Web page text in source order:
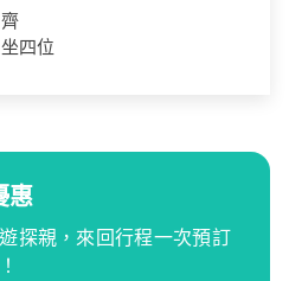
四位
惠
探親，來回行程一次預訂